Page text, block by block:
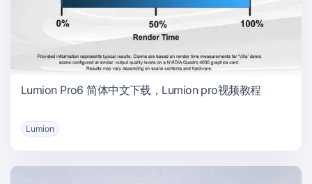
Lumion Pro6 简体中文下载，Lumion pro视频教程
Lumion